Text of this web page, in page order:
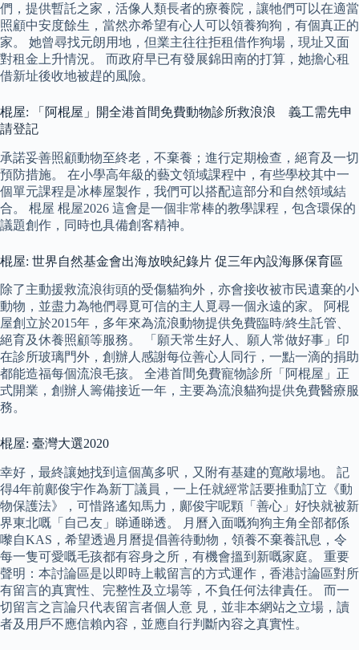
們，提供暫託之家，活像人類長者的療養院，讓牠們可以在適當
照顧中安度餘生，當然亦希望有心人可以領養狗狗，有個真正的
家。 她曾尋找元朗用地，但業主往往拒租借作狗場，現址又面
對租金上升情況。 而政府早已有發展錦田南的打算，她擔心租
借新址後收地被趕的風險。
棍屋: 「阿棍屋」開全港首間免費動物診所救浪浪 義工需先申
請登記
承諾妥善照顧動物至終老，不棄養；進行定期檢查，絕育及一切
預防措施。 在小學高年級的藝文領域課程中，有些學校其中一
個單元課程是冰棒屋製作，我們可以搭配這部分和自然領域結
合。 棍屋 棍屋2026 這會是一個非常棒的教學課程，包含環保的
議題創作，同時也具備創客精神。
棍屋: 世界自然基金會出海放映紀錄片 促三年內設海豚保育區
除了主動援救流浪街頭的受傷貓狗外，亦會接收被市民遺棄的小
動物，並盡力為牠們尋覓可信的主人覓尋一個永遠的家。 阿棍
屋創立於2015年，多年來為流浪動物提供免費臨時/終生託管、
絕育及休養照顧等服務。 「願天常生好人、願人常做好事」印
在診所玻璃門外，創辦人感謝每位善心人同行，一點一滴的捐助
都能造福每個流浪毛孩。 全港首間免費寵物診所「阿棍屋」正
式開業，創辦人籌備接近一年，主要為流浪貓狗提供免費醫療服
務。
棍屋: 臺灣大選2020
幸好，最終讓她找到這個萬多呎，又附有基建的寬敞場地。 記
得4年前鄺俊宇作為新丁議員，一上任就經常話要推動訂立《動
物保護法》，可惜路遙知馬力，鄺俊宇呢顆「善心」好快就被新
界東北嘅「自己友」睇通睇透。 月曆入面嘅狗狗主角全部都係
嚟自KAS，希望透過月曆提倡善待動物，領養不棄養訊息，令
每一隻可愛嘅毛孩都有容身之所，有機會搵到新嘅家庭。 重要
聲明：本討論區是以即時上載留言的方式運作，香港討論區對所
有留言的真實性、完整性及立場等，不負任何法律責任。 而一
切留言之言論只代表留言者個人意 見，並非本網站之立場，讀
者及用戶不應信賴內容，並應自行判斷內容之真實性。